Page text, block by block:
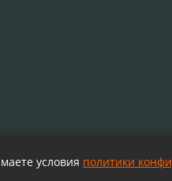
статьи 437
условия политики